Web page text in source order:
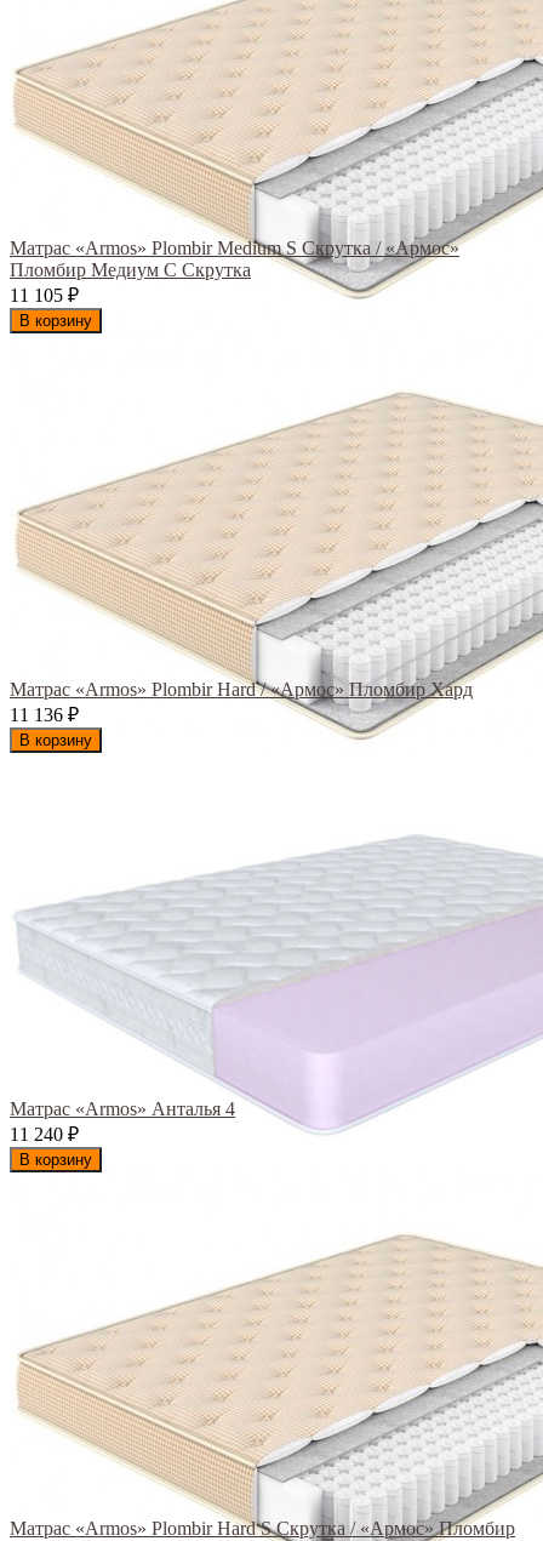
Матрас «Armos» Plombir Medium S Скрутка / «Армос»
Пломбир Медиум С Скрутка
11 105 ₽
В корзину
Матрас «Armos» Plombir Hard / «Армос» Пломбир Хард
11 136 ₽
В корзину
Матрас «Armos» Анталья 4
11 240 ₽
В корзину
Матрас «Armos» Plombir Hard S Скрутка / «Армос» Пломбир